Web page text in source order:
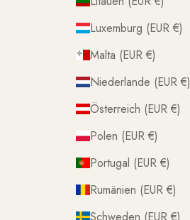
Luxemburg (EUR €)
Malta (EUR €)
Niederlande (EUR €)
Österreich (EUR €)
Polen (EUR €)
Portugal (EUR €)
Rumänien (EUR €)
Schweden (EUR €)